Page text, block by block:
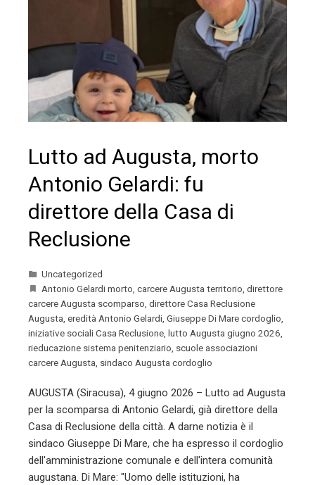
Lutto ad Augusta, morto
Antonio Gelardi: fu
direttore della Casa di
Reclusione
Uncategorized
Antonio Gelardi morto, carcere Augusta territorio, direttore
carcere Augusta scomparso, direttore Casa Reclusione
Augusta, eredità Antonio Gelardi, Giuseppe Di Mare cordoglio,
iniziative sociali Casa Reclusione, lutto Augusta giugno 2026,
rieducazione sistema penitenziario, scuole associazioni
carcere Augusta, sindaco Augusta cordoglio
AUGUSTA (Siracusa), 4 giugno 2026 – Lutto ad Augusta
per la scomparsa di Antonio Gelardi, già direttore della
Casa di Reclusione della città. A darne notizia è il
sindaco Giuseppe Di Mare, che ha espresso il cordoglio
dell'amministrazione comunale e dell'intera comunità
augustana. Di Mare: "Uomo delle istituzioni, ha